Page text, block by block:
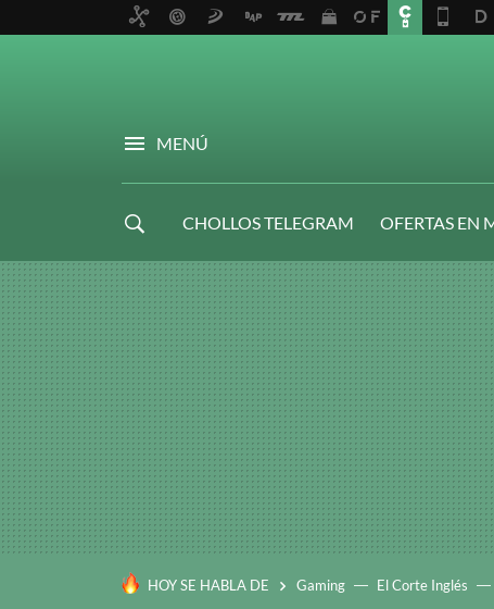
MENÚ
CHOLLOS TELEGRAM OFERTAS EN
HOY SE HABLA DE Gaming El Corte Inglés